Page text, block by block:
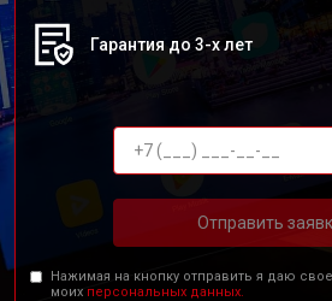
Гарантия до 3-х лет
Отправить
Нажимая на кнопку отправить я даю
моих персональных данных.